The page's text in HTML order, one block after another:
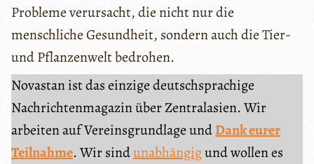
Probleme verursacht, die nicht nur die
menschliche Gesundheit, sondern auch die Tier-
und Pflanzenwelt bedrohen.
Novastan ist das einzige deutschsprachige
Nachrichtenmagazin über Zentralasien. Wir
arbeiten auf Vereinsgrundlage undDank eurer
Teilnahme. Wir sindunabhängigund wollen es